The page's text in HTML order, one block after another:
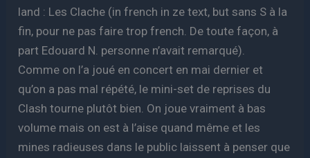
land : Les Clache (in french in ze text, but sans S à la
fin, pour ne pas faire trop french. De toute façon, à
part Edouard N. personne n’avait remarqué).
Comme on l’a joué en concert en mai dernier et
qu’on a pas mal répété, le mini-set de reprises du
Clash tourne plutôt bien. On joue vraiment à bas
volume mais on est à l’aise quand même et les
mines radieuses dans le public laissent à penser que